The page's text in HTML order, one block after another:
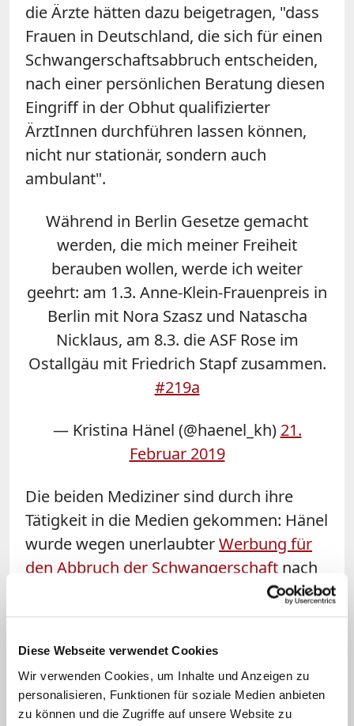
Diese Webseite verwendet Cookies
Wir verwenden Cookies, um Inhalte und Anzeigen zu
personalisieren, Funktionen für soziale Medien anbieten
zu können und die Zugriffe auf unsere Website zu
die Ärzte hätten dazu beigetragen, "dass
Frauen in Deutschland, die sich für einen
Schwangerschaftsabbruch entscheiden,
nach einer persönlichen Beratung diesen
Eingriff in der Obhut qualifizierter
ÄrztInnen durchführen lassen können,
nicht nur stationär, sondern auch
ambulant".
Während in Berlin Gesetze gemacht
werden, die mich meiner Freiheit
berauben wollen, werde ich weiter
geehrt: am 1.3. Anne-Klein-Frauenpreis in
Berlin mit Nora Szasz und Natascha
Nicklaus, am 8.3. die ASF Rose im
Ostallgäu mit Friedrich Stapf zusammen.
#219a
— Kristina Hänel (@haenel_kh) 21.
Februar 2019
Die beiden Mediziner sind durch ihre
Tätigkeit in die Medien gekommen: Hänel
wurde wegen unerlaubterWerbung für
den Abbruch der Schwangerschaft nach
§219a des Strafgesetzbuchs zu einer
an. Kürzlich beschloss der Bundestag
eine Reform des Paragraphen. Im Fall
von Kristina Hänel läuft momentan noch